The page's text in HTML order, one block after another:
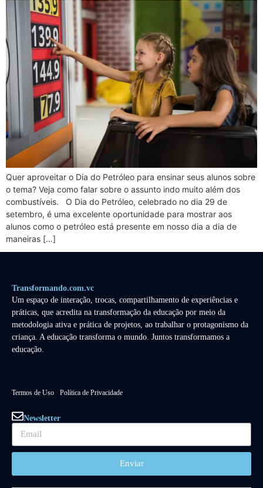
Quer aproveitar o Dia do Petróleo para ensinar seus alunos sobre
o tema? Veja como falar sobre o assunto indo muito além dos
combustíveis. O Dia do Petróleo, celebrado no dia 29 de
setembro, é uma excelente oportunidade para mostrar aos
alunos como o petróleo está presente em nosso dia a dia de
maneiras […]
Transformando.com.vc
Um espaço de interação, trocas, compartilhamento de experiências e
práticas, que acredita na transformação da educação por meio da
metodologia ativa e prática de projetos, ao trabalhar o protagonismo da
criança. A educação transforma o mundo. Juntos transformamos a
educação.
Termos de Uso Política de Privacidade
Newsletter
Enviar